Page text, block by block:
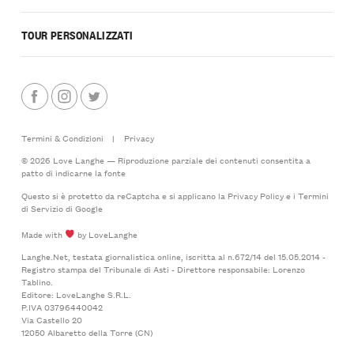
TOUR PERSONALIZZATI
Termini & Condizioni |
Privacy
© 2026 Love Langhe — Riproduzione parziale dei contenuti consentita a
patto di indicarne la fonte
Questo si è protetto da reCaptcha e si applicano la Privacy Policye i Termini
di Serviziodi Google
Made with
by LoveLanghe
Langhe.Net, testata giornalistica online, iscritta al n.672/14 del 15.05.2014 -
Registro stampa del Tribunale di Asti - Direttore responsabile: Lorenzo
Tablino.
Editore: LoveLanghe S.R.L.
P.IVA 03796440042
Via Castello 20
12050 Albaretto della Torre (CN)